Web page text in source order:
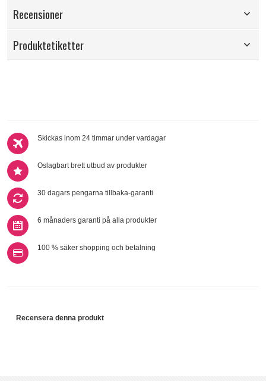
Skickas inom 24 timmar under vardagar
Oslagbart brett utbud av produkter
30 dagars pengarna tillbaka-garanti
6 månaders garanti på alla produkter
100 % säker shopping och betalning
Recensera denna produkt
Recensioner
Produktetiketter